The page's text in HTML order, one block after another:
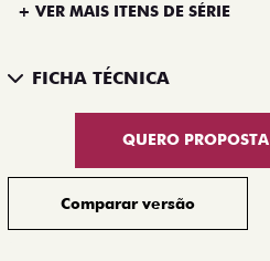
+ VER MAIS ITENS DE SÉRIE
FICHA TÉCNICA
QUERO PROPOSTA
Comparar versão